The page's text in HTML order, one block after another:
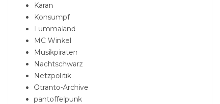
Karan
Konsumpf
Lummaland
MC Winkel
Musikpiraten
Nachtschwarz
Netzpolitik
Otranto-Archive
pantoffelpunk